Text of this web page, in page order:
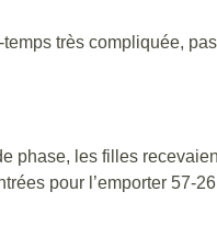
très compliquée,
phase, les filles
pour l’emporter 57-